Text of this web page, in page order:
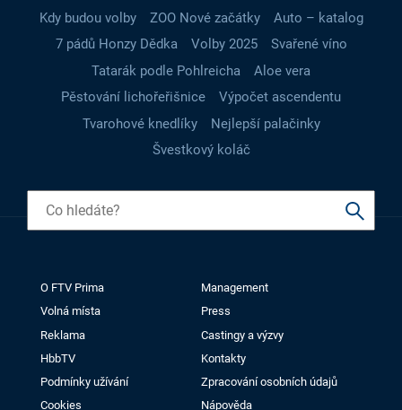
Kdy budou volby
ZOO Nové začátky
Auto – katalog
7 pádů Honzy Dědka
Volby 2025
Svařené víno
Tatarák podle Pohlreicha
Aloe vera
Pěstování lichořeřišnice
Výpočet ascendentu
Tvarohové knedlíky
Nejlepší palačinky
Švestkový koláč
O FTV Prima
Management
Volná místa
Press
Reklama
Castingy a výzvy
HbbTV
Kontakty
Podmínky užívání
Zpracování osobních údajů
Cookies
Nápověda